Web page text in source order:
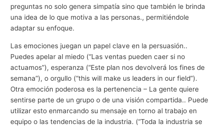
preguntas no solo genera simpatía sino que también le brinda
una idea de lo que motiva a las personas., permitiéndole
adaptar su enfoque.
Las emociones juegan un papel clave en la persuasión..
Puedes apelar al miedo (“Las ventas pueden caer si no
actuamos”), esperanza (“Este plan nos devolverá los fines de
semana”), o orgullo (“this will make us leaders in our field”).
Otra emoción poderosa es la pertenencia – La gente quiere
sentirse parte de un grupo o de una visión compartida.. Puede
utilizar esto enmarcando su mensaje en torno al trabajo en
equipo o las tendencias de la industria. (“Toda la industria se